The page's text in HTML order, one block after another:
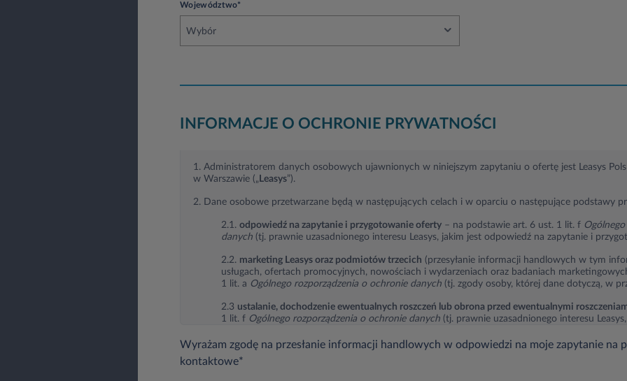
Województwo*
Wybór
INFORMACJE O OCHRONIE PRYWATNOŚCI
1. Administratorem danych osobowych ujawnionych w niniejszym zapytaniu o ofertę jest Leasys
w Warszawie („ Leasys”).
2. Dane osobowe przetwarzane będą w następujących celach i w oparciu o następujące podstawy
2.1. odpowiedź na zapytanie i przygotowanie oferty – na podstawie art. 6 ust. 1 lit. f
danych (tj. prawnie uzasadnionego interesu Leasys, jakim jest odpowiedź na zapytanie i
2.2. marketing Leasys oraz podmiotów trzecich (przesyłanie informacji handlowych w tym
usługach, ofertach promocyjnych, nowościach i wydarzeniach oraz badaniach
1 lit. a Ogólnego rozporządzenia o ochronie danych (tj. zgody osoby, której dane dotyczą, w
2.3 ustalanie, dochodzenie ewentualnych roszczeń lub obrona przed ewentualnymi
1 lit. f Ogólnego rozporządzenia o ochronie danych (tj. prawnie uzasadnionego interesu
3. Dane osobowe mogą być przekazywane przez Leasys:
Wyrażam zgodę na przesłanie informacji handlowych w odpowiedzi na moje zapytanie na
kontaktowe*